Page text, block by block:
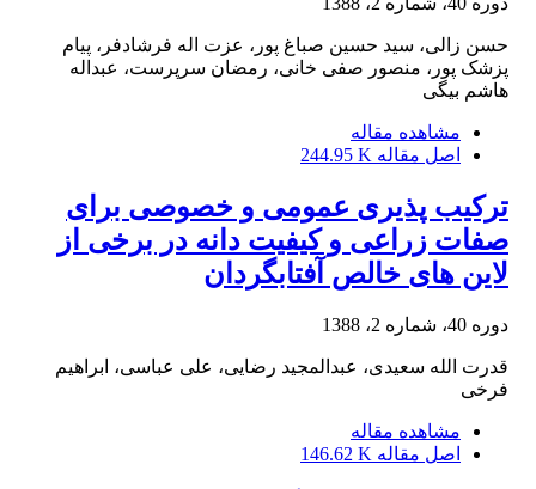
حسن زالی، سید حسین صباغ پور، عزت اله فرشادفر، پیام
پزشک پور، منصور صفی خانی، رمضان سرپرست، عبداله
هاشم بیگی
مشاهده مقاله
اصل مقاله 244.95 K
ترکیب پذیری عمومی و خصوصی برای
صفات زراعی و کیفیت دانه در برخی از
لاین های خالص آفتابگردان
دوره 40، شماره 2، 1388
قدرت الله سعیدی، عبدالمجید رضایی، علی عباسی، ابراهیم
فرخی
مشاهده مقاله
اصل مقاله 146.62 K